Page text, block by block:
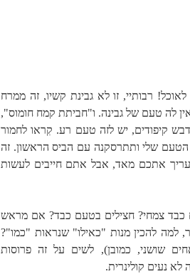
רבותיי, זו לא גבינת קשיו, זה ממרח
לה טעם של גבינה. ו"חביתת קמח חומוס",
קיפודים, יש לזה טעם רע. קִראו לחמור
שלי ותתרסקנה עם הביס הראשון. זה
אתכם מאד, אבל אתם חייבים לעשות
כבד צמחי? חצילים בטעם כבד? אם מראש
למה להכין מנות "כאילו" שנראות "כמו"?
שושני, כמובן), לשים על זה פרוסות
נעים קולינרית.